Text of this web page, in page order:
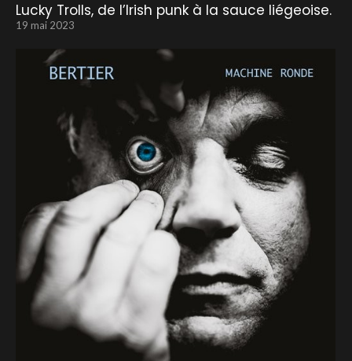
Lucky Trolls, de l’Irish punk à la sauce liégeoise.
19 mai 2023